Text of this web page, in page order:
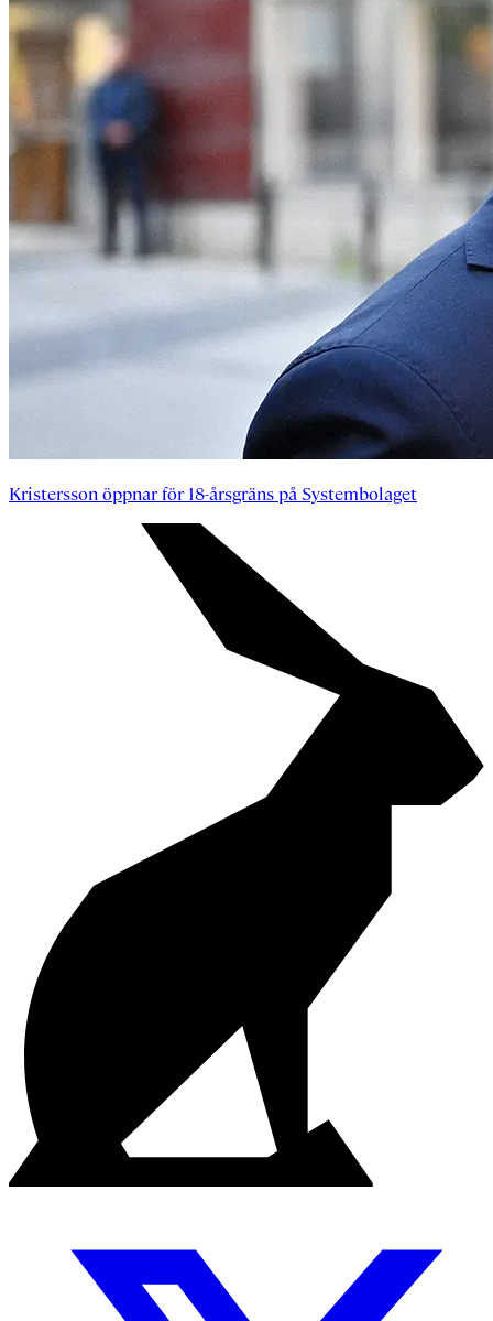
Kristersson öppnar för 18-årsgräns på Systembolaget